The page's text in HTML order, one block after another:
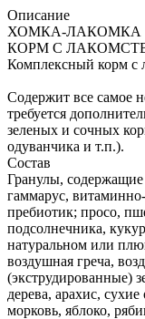
Описание
ХОМКА-ЛАКОМКА
КОРМ С
Комплексный корм с
Содержит все самое
требуется
зеленых и сочных
одуванчика и т.п.).
Состав
Гранулы, содержащие
гаммарус,
пребиотик; просо,
подсолнечника,
натуральном или
воздушная греча,
(экструдированные)
дерева, арахис,
морковь, яблоко,